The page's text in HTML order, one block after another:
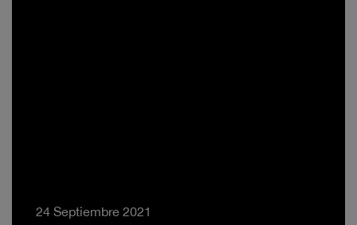
24 Septiembre 2021